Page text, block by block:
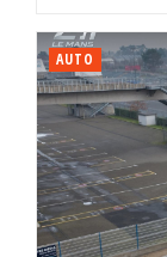
AUTO